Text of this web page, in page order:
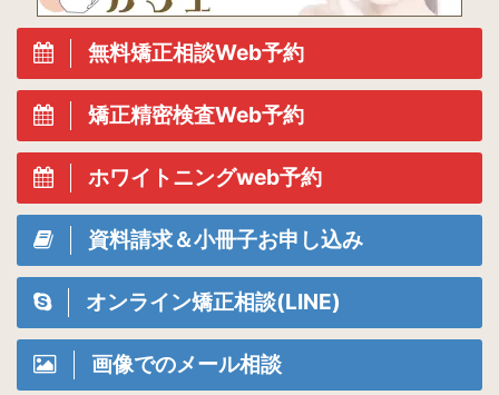
無料矯正相談Web予約
矯正精密検査Web予約
ホワイトニングweb予約
資料請求＆小冊子お申し込み
オンライン矯正相談(LINE)
画像でのメール相談